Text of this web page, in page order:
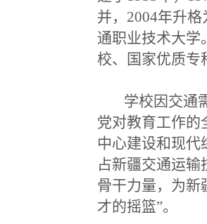
并，2004年升
通职业技术大学
校、国家优质专
学校因交通
党对教育工作的
中心建设和现代
占新疆交通运
骨干力量，为新
才的摇篮”。